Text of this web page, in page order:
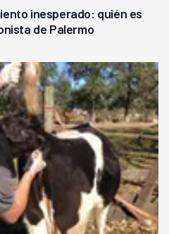
inesperado: quién es
de Palermo